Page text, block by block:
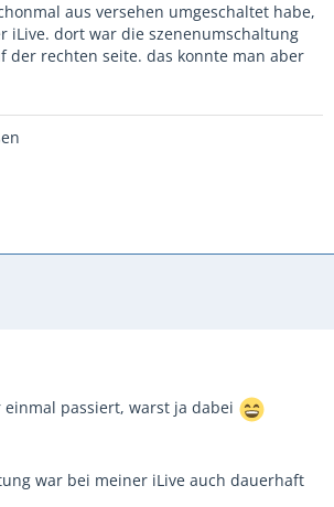
aus versehen umgeschaltet habe,
iLive. dort war die szenenumschaltung
der rechten seite. das konnte man aber
passiert, warst ja dabei
war bei meiner iLive auch dauerhaft